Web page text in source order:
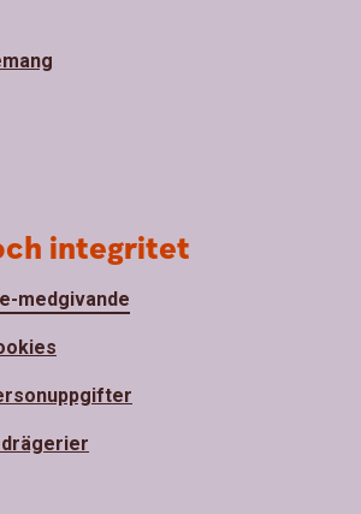
integritet
medgivande